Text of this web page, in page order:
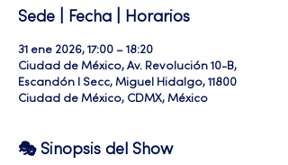
Sede | Fecha | Horarios
31 ene 2026, 17:00 – 18:20
Ciudad de México, Av. Revolución 10-B,
Escandón I Secc, Miguel Hidalgo, 11800
Ciudad de México, CDMX, México
🎭 Sinopsis del Show